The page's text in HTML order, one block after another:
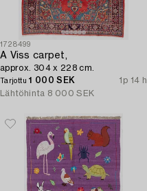
1728499
A Viss carpet,
approx. 304 x 228 cm.
Tarjottu1 000 SEK
1p 14 h
Lähtöhinta 8 000 SEK